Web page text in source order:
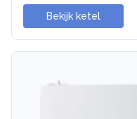
Bekijk ketel